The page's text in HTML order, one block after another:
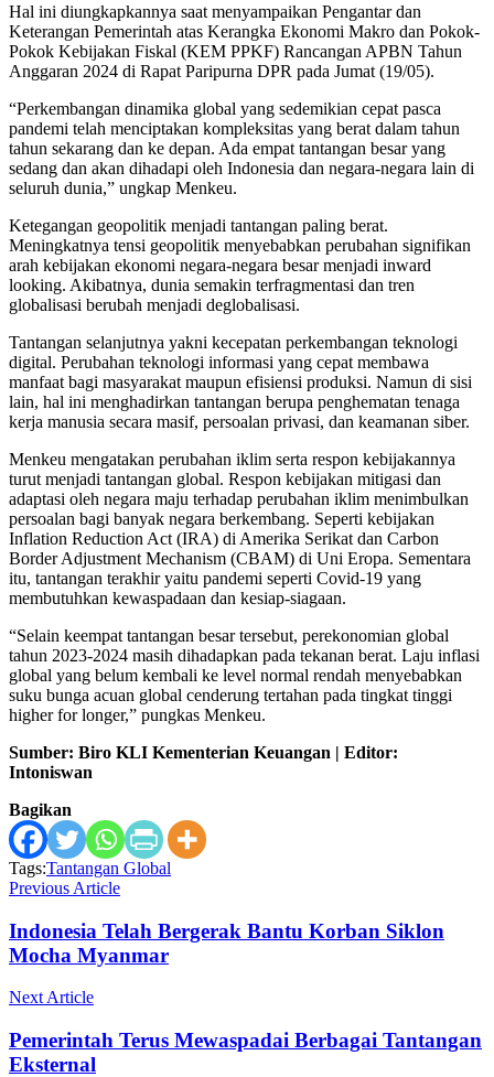
Hal ini diungkapkannya saat menyampaikan Pengantar dan
Keterangan Pemerintah atas Kerangka Ekonomi Makro dan Pokok-
Pokok Kebijakan Fiskal (KEM PPKF) Rancangan APBN Tahun
Anggaran 2024 di Rapat Paripurna DPR pada Jumat (19/05).
“Perkembangan dinamika global yang sedemikian cepat pasca
pandemi telah menciptakan kompleksitas yang berat dalam tahun
tahun sekarang dan ke depan. Ada empat tantangan besar yang
sedang dan akan dihadapi oleh Indonesia dan negara-negara lain di
seluruh dunia,” ungkap Menkeu.
Ketegangan geopolitik menjadi tantangan paling berat.
Meningkatnya tensi geopolitik menyebabkan perubahan signifikan
arah kebijakan ekonomi negara-negara besar menjadi inward
looking. Akibatnya, dunia semakin terfragmentasi dan tren
globalisasi berubah menjadi deglobalisasi.
Tantangan selanjutnya yakni kecepatan perkembangan teknologi
digital. Perubahan teknologi informasi yang cepat membawa
manfaat bagi masyarakat maupun efisiensi produksi. Namun di sisi
lain, hal ini menghadirkan tantangan berupa penghematan tenaga
kerja manusia secara masif, persoalan privasi, dan keamanan siber.
Menkeu mengatakan perubahan iklim serta respon kebijakannya
turut menjadi tantangan global. Respon kebijakan mitigasi dan
adaptasi oleh negara maju terhadap perubahan iklim menimbulkan
persoalan bagi banyak negara berkembang. Seperti kebijakan
Inflation Reduction Act (IRA) di Amerika Serikat dan Carbon
Border Adjustment Mechanism (CBAM) di Uni Eropa. Sementara
itu, tantangan terakhir yaitu pandemi seperti Covid-19 yang
membutuhkan kewaspadaan dan kesiap-siagaan.
“Selain keempat tantangan besar tersebut, perekonomian global
tahun 2023-2024 masih dihadapkan pada tekanan berat. Laju inflasi
global yang belum kembali ke level normal rendah menyebabkan
suku bunga acuan global cenderung tertahan pada tingkat tinggi
higher for longer,” pungkas Menkeu.
Sumber: Biro KLI Kementerian Keuangan | Editor:
Intoniswan
Bagikan
Tags:Tantangan Global
Previous Article
Indonesia Telah Bergerak Bantu Korban Siklon
Mocha Myanmar
Next Article
Pemerintah Terus Mewaspadai Berbagai Tantangan
Eksternal